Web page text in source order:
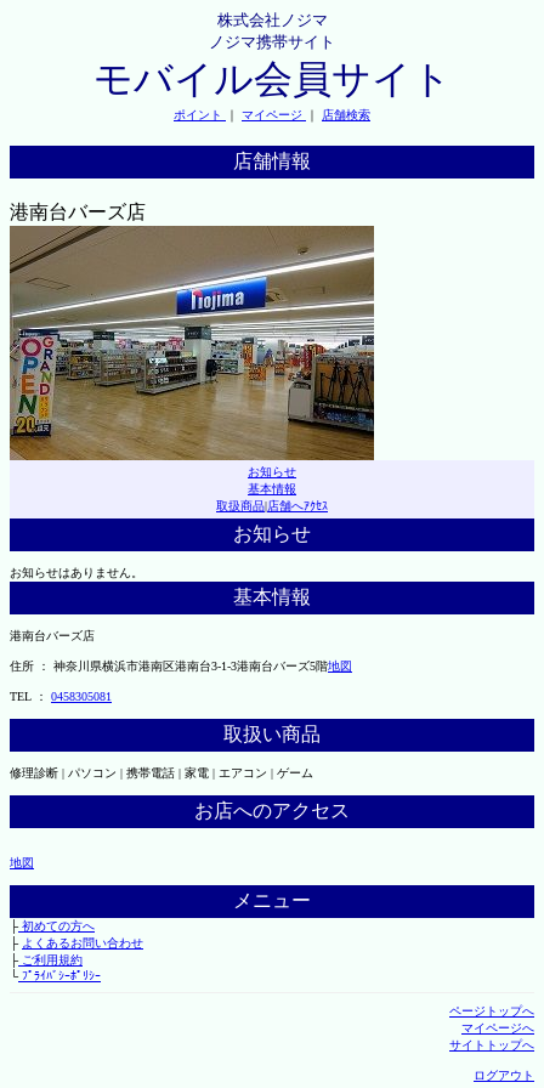
株式会社ノジマ
ノジマ携帯サイト
モバイル会員サイト
ポイント ｜ マイページ ｜ 店舗検索
店舗情報
港南台バーズ店
お知らせ
基本情報
取扱商品|店舗へｱｸｾｽ
お知らせ
お知らせはありません。
基本情報
港南台バーズ店
住所 ： 神奈川県横浜市港南区港南台3-1-3港南台バーズ5階地図
TEL ： 0458305081
取扱い商品
修理診断 | パソコン | 携帯電話 | 家電 | エアコン | ゲーム
お店へのアクセス
地図
メニュー
├初めての方へ
├ よくあるお問い合わせ
├ご利用規約
└ﾌﾟﾗｲﾊﾞｼｰﾎﾟﾘｼｰ
ページトップへ
マイページへ
サイトトップへ
ログアウト